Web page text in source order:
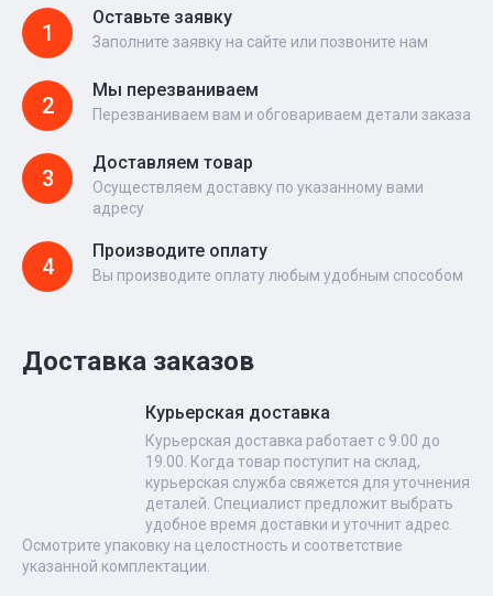
1
Оставьте заявку
Заполните заявку на сайте или позвоните нам
2
Мы перезваниваем
Перезваниваем вам и обговариваем детали заказа
3
Доставляем товар
Осуществляем доставку по указанному вами
адресу
4
Производите оплату
Вы производите оплату любым удобным способом
Доставка заказов
Курьерская доставка
Курьерская доставка работает с 9.00 до
19.00. Когда товар поступит на склад,
курьерская служба свяжется для уточнения
деталей. Специалист предложит выбрать
удобное время доставки и уточнит адрес.
Осмотрите упаковку на целостность и соответствие
указанной комплектации.